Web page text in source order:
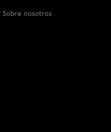
Sobre nosotros